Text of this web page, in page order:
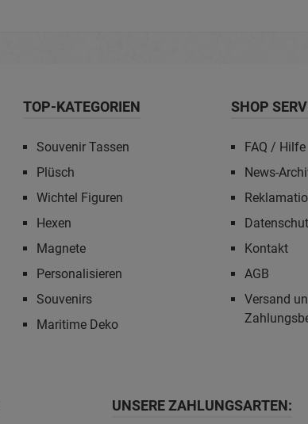
TOP-KATEGORIEN
Souvenir Tassen
Plüsch
Wichtel Figuren
Hexen
Magnete
Personalisieren
Souvenirs
Maritime Deko
SHOP
FAQ / Hilfe
News-
Kontakt
AGB
Versand
UNSERE ZAHLUNGSARTEN: